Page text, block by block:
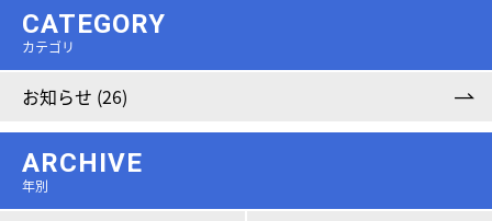
CATEGORY
カテゴリ
お知らせ (26)
ARCHIVE
年別